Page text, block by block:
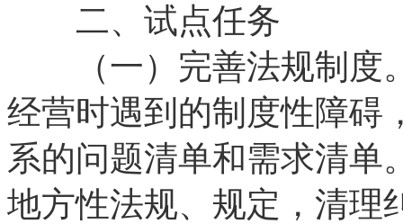
二、试点任务
（一）完善法规制度
经营时遇到的制度性障碍
系的问题清单和需求清单
地方性法规、规定，清理